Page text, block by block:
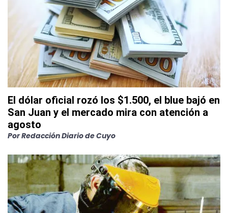
El dólar oficial rozó los $1.500, el blue bajó en
San Juan y el mercado mira con atención a
agosto
PorRedacción Diario de Cuyo